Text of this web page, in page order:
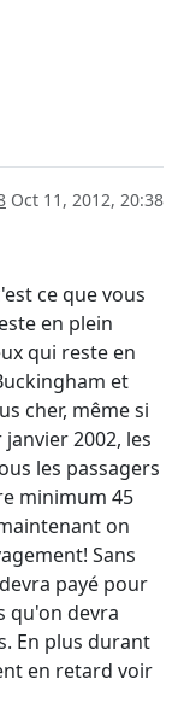
Oct 11, 2012, 20:38
ce que vous
en plein
qui reste en
et
cher, même si
2002, les
les passagers
minimum 45
on
Sans
payé pour
qu'on devra
En plus durant
en retard voir